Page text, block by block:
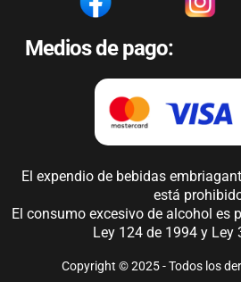
Medios de pago:
El expendio de bebidas
está
El consumo excesivo de alcohol es
Ley 124 de 1994 y Ley
Copyright © 2025 - Todos los